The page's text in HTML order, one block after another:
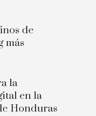
de
más
la
en la
Honduras